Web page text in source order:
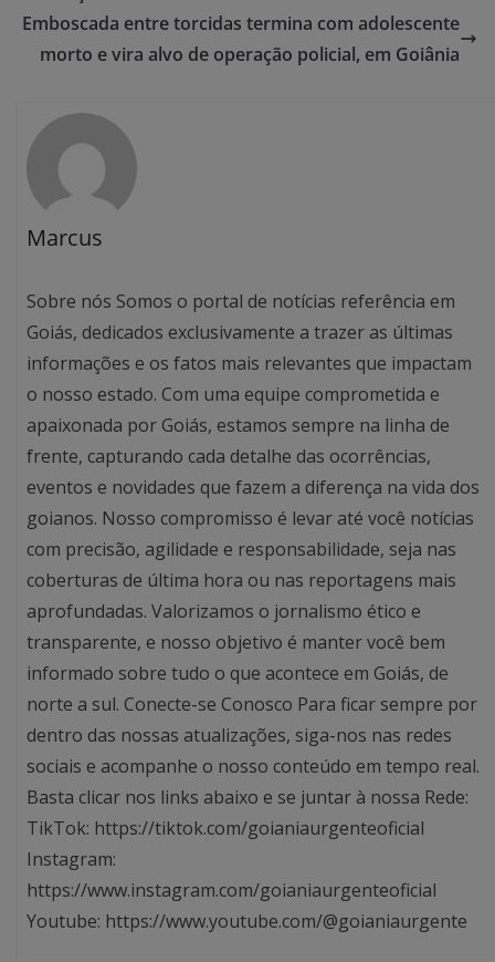
Emboscada entre torcidas termina com adolescente
morto e vira alvo de operação policial, em Goiânia
Marcus
Sobre nós Somos o portal de notícias referência em
Goiás, dedicados exclusivamente a trazer as últimas
informações e os fatos mais relevantes que impactam
o nosso estado. Com uma equipe comprometida e
apaixonada por Goiás, estamos sempre na linha de
frente, capturando cada detalhe das ocorrências,
eventos e novidades que fazem a diferença na vida dos
goianos. Nosso compromisso é levar até você notícias
com precisão, agilidade e responsabilidade, seja nas
coberturas de última hora ou nas reportagens mais
aprofundadas. Valorizamos o jornalismo ético e
transparente, e nosso objetivo é manter você bem
informado sobre tudo o que acontece em Goiás, de
norte a sul. Conecte-se Conosco Para ficar sempre por
dentro das nossas atualizações, siga-nos nas redes
sociais e acompanhe o nosso conteúdo em tempo real.
Basta clicar nos links abaixo e se juntar à nossa Rede:
TikTok: https://tiktok.com/goianiaurgenteoficial
Instagram:
https://www.instagram.com/goianiaurgenteoficial
Youtube: https://www.youtube.com/@goianiaurgente